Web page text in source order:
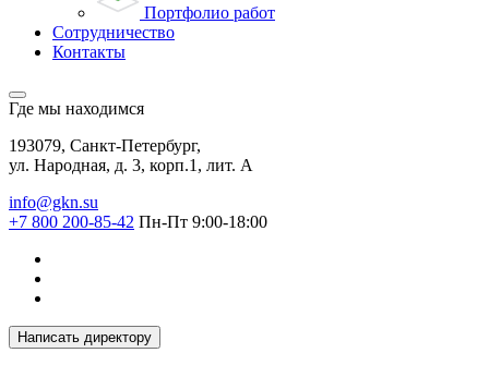
Портфолио работ
Сотрудничество
Контакты
Где мы находимся
193079, Санкт-Петербург,
ул. Народная, д. 3, корп.1, лит. А
info@gkn.su
+7 800 200-85-42 Пн-Пт 9:00-18:00
Написать директору